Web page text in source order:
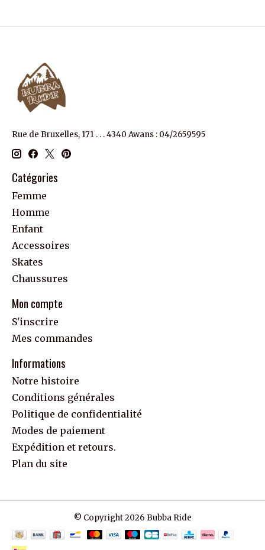
Rue de Bruxelles, 171 . . . 4340 Awans : 04/2659595
Catégories
Femme
Homme
Enfant
Accessoires
Skates
Chaussures
Mon compte
S'inscrire
Mes commandes
Informations
Notre histoire
Conditions générales
Politique de confidentialité
Modes de paiement
Expédition et retours.
Plan du site
© Copyright 2026 Bubba Ride